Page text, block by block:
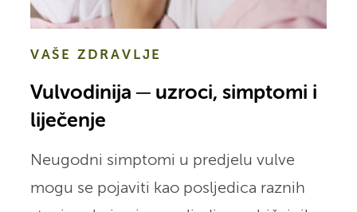
VAŠE ZDRAVLJE
Vulvodinija ─ uzroci, simptomi i
liječenje
Neugodni simptomi u predjelu vulve
mogu se pojaviti kao posljedica raznih